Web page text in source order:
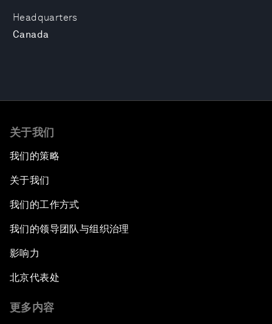
Headquarters
Canada
关于我们
我们的策略
关于我们
我们的工作方式
我们的领导团队与组织治理
影响力
北京代表处
更多内容